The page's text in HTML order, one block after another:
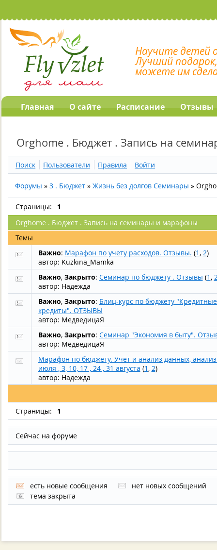
Научите детей
Лучший
можете им
Главная О сайте Расписание Отзывы
Orghome . Бюджет . Запись на
Поиск Пользователи Правила Войти
Форумы »3 . Бюджет »Жизнь без долгов Семинары »
Страницы:
1
Orghome . Бюджет . Запись на семинары и марафоны
Темы
Важно: Марафон по учету расходов. Отзывы. (1 , 2)
автор: Kuzkina_Mamka
Важно, Закрыто: Семинар по бюджету . Отзывы (1 ,
автор: Надежда
Важно, Закрыто: Блиц-курс по бюджету
кредиты". ОТЗЫВЫ
автор: МедведицаЯ
Важно, Закрыто: Семинар "Экономия в быту".
автор: МедведицаЯ
Марафон по бюджету. Учёт и анализ данных,
июля , 3, 10, 17 , 24 , 31 августа (1 , 2)
автор: Надежда
Страницы: 1
Сейчас на форуме
есть новые сообщения
нет новых сообщений
тема закрыта